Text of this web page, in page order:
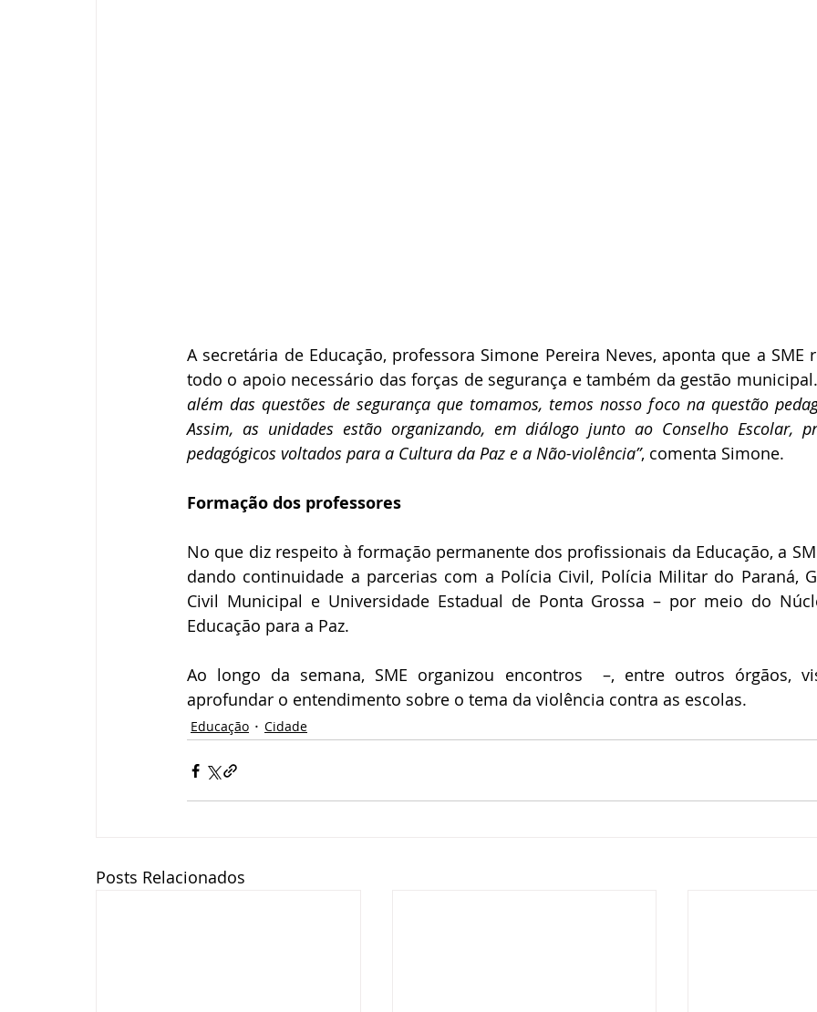
A secretária de Educação, professora Simone Pereira Neves, aponta que a SME
todo o apoio necessário das forças de segurança e também da gestão municipal.
além das questões de segurança que tomamos, temos nosso foco na questão
Assim, as unidades estão organizando, em diálogo junto ao Conselho Escolar,
pedagógicos voltados para a Cultura da Paz e a Não-violência”, comenta Simone.
Formação dos professores
No que diz respeito à formação permanente dos profissionais da Educação, a
dando continuidade a parcerias com a Polícia Civil, Polícia Militar do Paraná,
Civil Municipal e Universidade Estadual de Ponta Grossa – por meio do
Educação para a Paz.
Ao longo da semana, SME organizou encontros  –, entre outros órgãos,
aprofundar o entendimento sobre o tema da violência contra as escolas.
Educação Cidade
Posts Relacionados